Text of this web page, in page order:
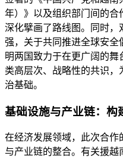
年）》以及组织部门间的合
深化擘画了路线图。同时，
强，关于共同推进全球安全
明两国致力于在更广阔的
类高层次、战略性的共识
治基础。
基础设施与产业链：构
在经济发展领域，此次合
与产业链的整合。有关援